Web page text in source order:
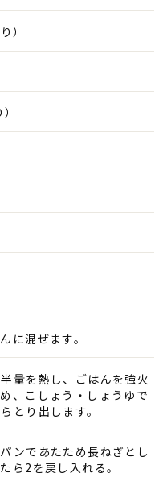
）
に混ぜます。
量を熱し、ごはんを強火
、こしょう・しょうゆで
とり出します。
ンであたため長ねぎとし
ら2を戻し入れる。